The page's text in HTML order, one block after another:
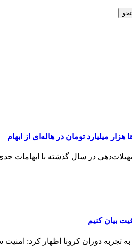
میلیارد تومان در هاله‌ای از ابهام
در سال گذشته با ابهامات
بیان کنیم
به تجربه دوران کرونا اظهار کرد: